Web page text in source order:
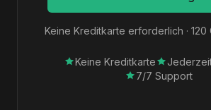
Keine Kreditkarte erforderlich · 120
Keine Kreditkarte
7/7 Support